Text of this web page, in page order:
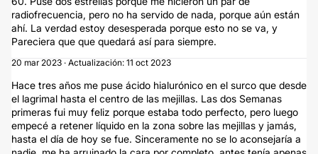
radiofrecuencia, pero no ha servido de nada, porque aún están
ahí. La verdad estoy desesperada porque esto no se va, y
Pareciera que que quedará así para siempre.
20 mar 2023 · Actualización: 11 oct 2023
Hace tres años me puse ácido hialurónico en el surco que desde
el lagrimal hasta el centro de las mejillas. Las dos Semanas
primeras fui muy feliz porque estaba todo perfecto, pero luego
empecé a retener líquido en la zona sobre las mejillas y jamás,
hasta el día de hoy se fue. Sinceramente no se lo aconsejaría a